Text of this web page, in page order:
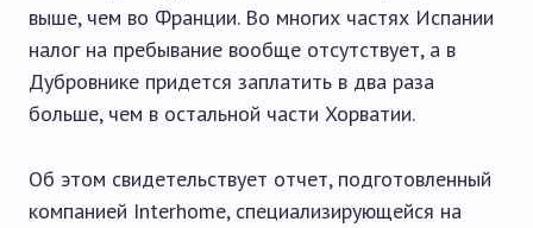
выше, чем во Франции. Во многих частях Испании
налог на пребывание вообще отсутствует, а в
Дубровнике придется заплатить в два раза
больше, чем в остальной части Хорватии.
Об этом свидетельствует отчет, подготовленный
компанией Interhome, специализирующейся на